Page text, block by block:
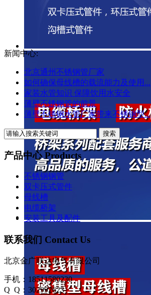
新闻中心:
北京通州不锈钢管厂家
如何确保母线槽的载流能力及使用...
家装水管知识 保障饮用水安全
薄壁不锈钢管的前景
薄壁不锈钢水管厂家带来不锈钢型...
产品中心 Products
不锈钢钢管
双卡压式管件
母线槽
电缆桥架
安装工具及配件
联系我们 Contact Us
北京金广联达电气有限公司
手机：18511580230
Q Q：302992623